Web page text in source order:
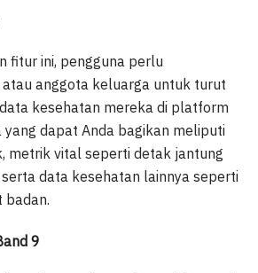
fitur ini, pengguna perlu
anggota keluarga untuk turut
kesehatan mereka di platform
dapat Anda bagikan meliputi
metrik vital seperti detak jantung
data kesehatan lainnya seperti
badan.
9